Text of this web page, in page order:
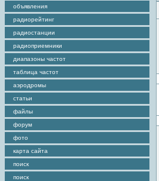
объявления
радиорейтинг
радиостанции
радиоприемники
диапазоны частот
таблица частот
аэродромы
статьи
файлы
форум
фото
карта сайта
поиск
поиск